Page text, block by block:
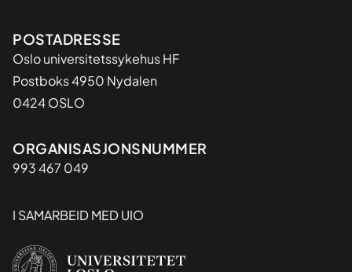
Adresse
POSTADRESSE
Oslo universitetssykehus HF
Postboks 4950 Nydalen
0424 OSLO
Organisasjon
ORGANISASJONSNUMMER
993 467 049
I SAMARBEID MED UIO